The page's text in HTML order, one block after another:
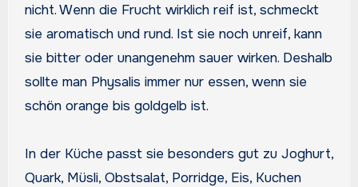
nicht. Wenn die Frucht wirklich reif ist, schmeckt
sie aromatisch und rund. Ist sie noch unreif, kann
sie bitter oder unangenehm sauer wirken. Deshalb
sollte man Physalis immer nur essen, wenn sie
schön orange bis goldgelb ist.
In der Küche passt sie besonders gut zu Joghurt,
Quark, Müsli, Obstsalat, Porridge, Eis, Kuchen